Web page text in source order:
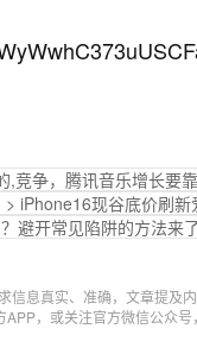
,竞争，腾讯音乐增长要
iPhone16现谷底价刷新
避开常见陷阱的方法来
信息真实、准确，文章提及
APP，或关注官方微信公众